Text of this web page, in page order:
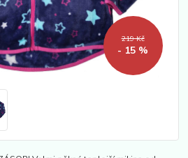
219 Kč
- 15 %